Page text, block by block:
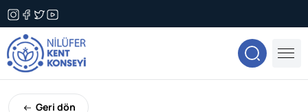
Geri dön